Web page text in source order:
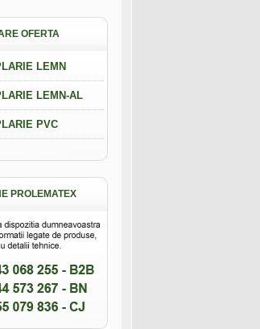
OFERTA
LEMN
LEMN-AL
PVC
PROLEMATEX